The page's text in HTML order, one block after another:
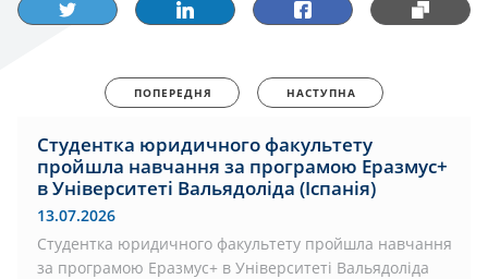
ПОПЕРЕДНЯ НАСТУПНА
Студентка юридичного факультету
пройшла навчання за програмою Еразмус+
в Університеті Вальядоліда (Іспанія)
13.07.2026
Студентка юридичного факультету пройшла навчання
за програмою Еразмус+ в Університеті Вальядоліда